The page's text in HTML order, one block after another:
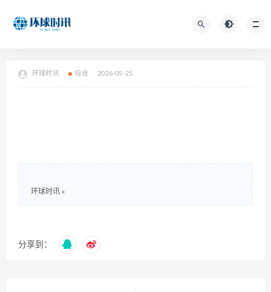
环球时讯 综合 2026-05-25
环球时讯 »
分享到：